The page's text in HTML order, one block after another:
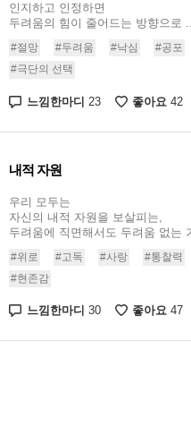
인지하고 인정하면
두려움의 힘이 줄어드는 방향으로
#절망 #두려움 #낙심 #공포
#극단의 선택
느낌한마디 23 좋아요 42
내적 자원
우리 모두는
자신의 내적 자원을 보살피는,
두려움에 직면해서도 두려움 없는
#위로 #고독 #사랑 #통찰력
#현존감
느낌한마디 30 좋아요 47